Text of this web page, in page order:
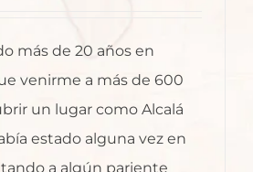
más de 20 años en
venirme a más de 600
un lugar como Alcalá
estado alguna vez en
a algún pariente